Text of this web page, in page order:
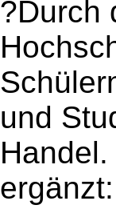
?Durch
und